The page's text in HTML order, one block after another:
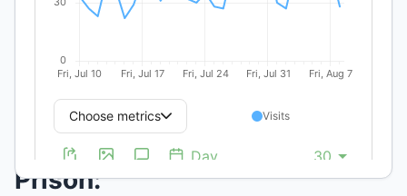
Women
Transgender
People
Prison: